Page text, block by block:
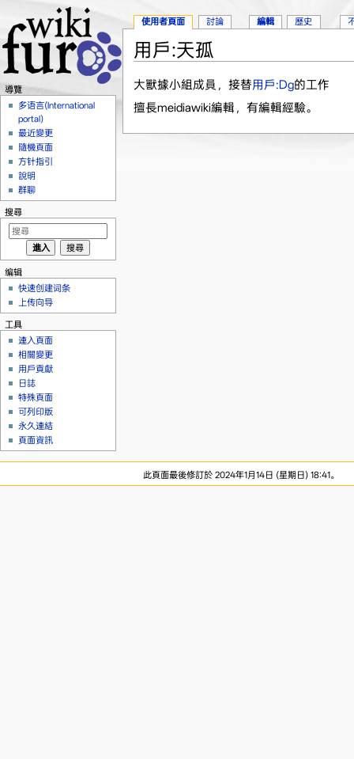
用戶:天孤
大獸據小組成員，接替用戶:Dg的工作
擅長meidiawiki編輯，有編輯經驗。
使用者頁面 討論 編輯 歷史
導覽
多语言(International
portal)
最近變更
隨機頁面
方针指引
說明
群聊
搜尋
编辑
快速创建词条
上传向导
工具
連入頁面
相關變更
用戶貢獻
日誌
特殊頁面
可列印版
永久連結
頁面資訊
此頁面最後修訂於 2024年1月14日 (星期日) 18:41。